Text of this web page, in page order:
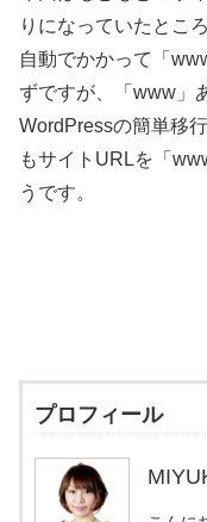
りになっていたとこ
自動でかかって「
ずですが、「www」
WordPressの簡単移
もサイトURLを「
うです。
プロフィール